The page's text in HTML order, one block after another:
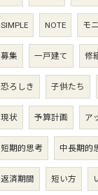
SIMPLE NOTE モ
募集 一戸建て 修
恐ろしき 子供たち
現状 予算計画 ア
短期的思考 中長期的
返済期間 短い方